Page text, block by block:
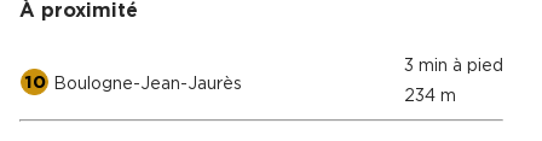
À proximité
10Boulogne-Jean-Jaurès
3 min à pied
234 m